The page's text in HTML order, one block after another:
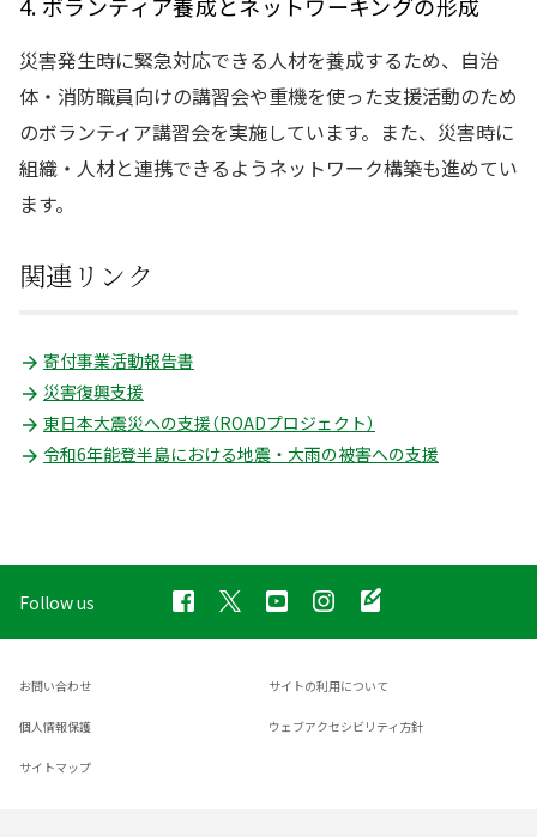
4. ボランティア養成とネットワーキングの形成
災害発生時に緊急対応できる人材を養成するため、自治
体・消防職員向けの講習会や重機を使った支援活動のため
のボランティア講習会を実施しています。また、災害時に
組織・人材と連携できるようネットワーク構築も進めてい
ます。
関連リンク
寄付事業活動報告書
災害復興支援
東日本大震災への支援（ROADプロジェクト）
令和6年能登半島における地震・大雨の被害への支援
Follow us
お問い合わせ サイトの利用について
個人情報保護 ウェブアクセシビリティ方針
サイトマップ